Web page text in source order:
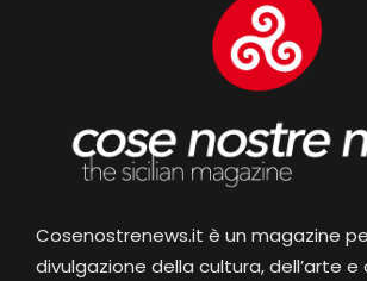
Cosenostrenews.it è un magazine
divulgazione della cultura, dell’arte e